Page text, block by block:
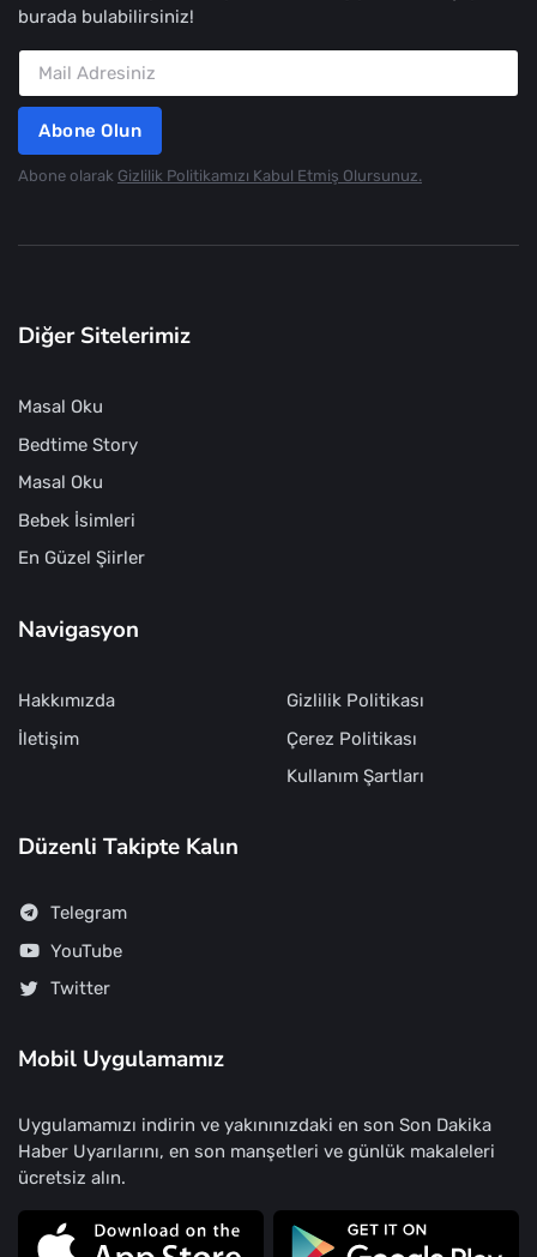
burada bulabilirsiniz!
Abone Olun
Abone olarak Gizlilik Politikamızı Kabul Etmiş Olursunuz.
Diğer Sitelerimiz
Masal Oku
Bedtime Story
Masal Oku
Bebek İsimleri
En Güzel Şiirler
Navigasyon
Hakkımızda
İletişim
Gizlilik Politikası
Çerez Politikası
Kullanım Şartları
Düzenli Takipte Kalın
Telegram
YouTube
Twitter
Mobil Uygulamamız
Uygulamamızı indirin ve yakınınızdaki en son Son Dakika
Haber Uyarılarını, en son manşetleri ve günlük makaleleri
ücretsiz alın.